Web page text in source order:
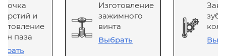
и
паза
Изготовление
зажимного
винта
Выбрать